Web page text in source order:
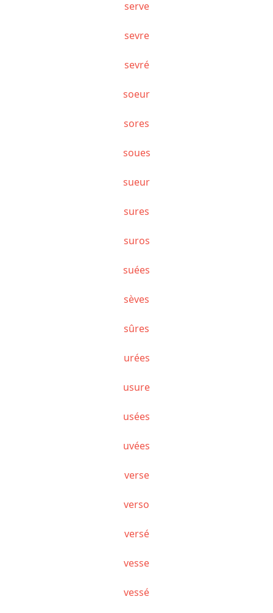
serve
sevre
sevré
soeur
sores
soues
sueur
sures
suros
suées
sèves
sûres
urées
usure
usées
uvées
verse
verso
versé
vesse
vessé